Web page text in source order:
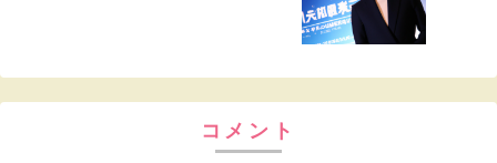
コメント